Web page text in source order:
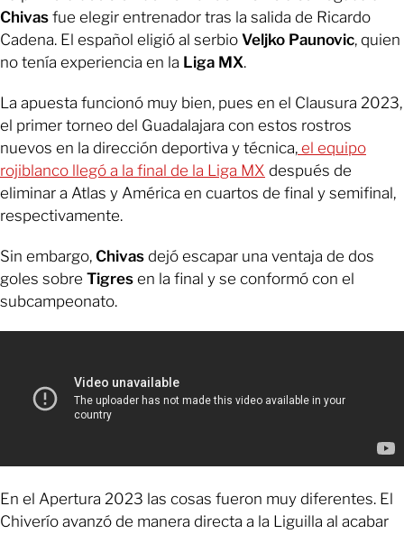
Chivas fue elegir entrenador tras la salida de Ricardo
Cadena. El español eligió al serbio Veljko Paunovic, quien
no tenía experiencia en la Liga MX.
La apuesta funcionó muy bien, pues en el Clausura 2023,
el primer torneo del Guadalajara con estos rostros
nuevos en la dirección deportiva y técnica, el equipo
rojiblanco llegó a la final de la Liga MX después de
eliminar a Atlas y América en cuartos de final y semifinal,
respectivamente.
Sin embargo, Chivas dejó escapar una ventaja de dos
goles sobre Tigres en la final y se conformó con el
subcampeonato.
En el Apertura 2023 las cosas fueron muy diferentes. El
Chiverío avanzó de manera directa a la Liguilla al acabar